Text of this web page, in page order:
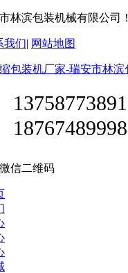
林滨包装机械有限公司！
我们| 网站地图
13758773891
18767489998